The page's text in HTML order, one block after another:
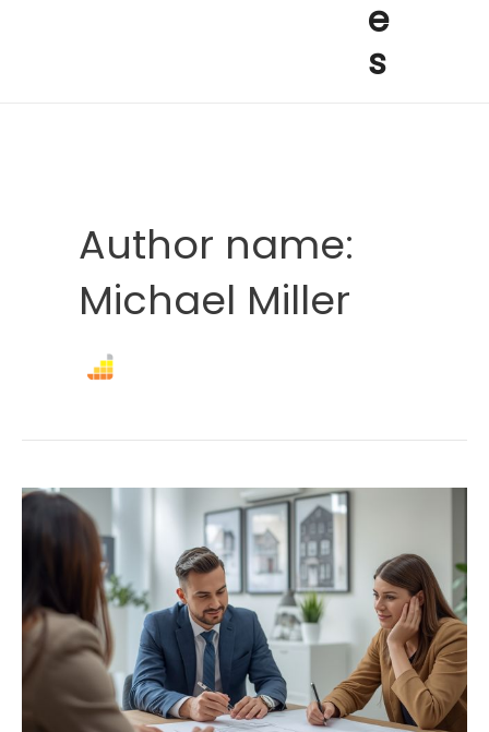
e
s
Author name:
Michael Miller
Imobiliaria
no
sinais
de
custo-
benefício